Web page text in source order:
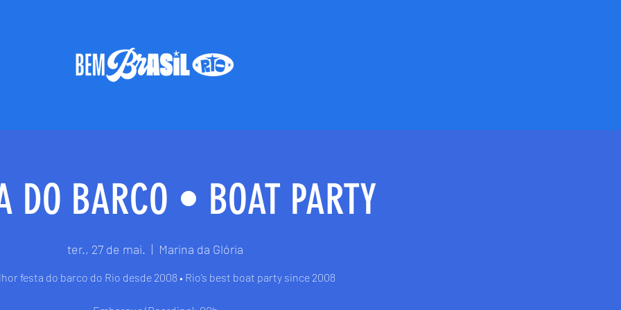
DO BARCO • BOAT PARTY
ter., 27 de mai.
  |
Marina da Glória
festa do barco do Rio desde 2008 • Rio’s best boat party since 2008